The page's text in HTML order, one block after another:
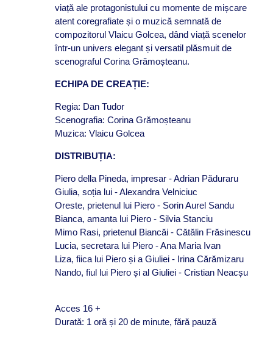
viață ale protagonistului cu momente de mișcare
atent coregrafiate și o muzică semnată de
compozitorul Vlaicu Golcea, dând viață scenelor
într-un univers elegant și versatil plăsmuit de
scenograful Corina Grămoșteanu.
ECHIPA DE CREAȚIE:
Regia: Dan Tudor
Scenografia: Corina Grămoșteanu
Muzica: Vlaicu Golcea
DISTRIBUȚIA:
Piero della Pineda, impresar - Adrian Păduraru
Giulia, soția lui - Alexandra Velniciuc
Oreste, prietenul lui Piero - Sorin Aurel Sandu
Bianca, amanta lui Piero - Silvia Stanciu
Mimo Rasi, prietenul Biancăi - Cătălin Frăsinescu
Lucia, secretara lui Piero - Ana Maria Ivan
Liza, fiica lui Piero și a Giuliei - Irina Cărămizaru
Nando, fiul lui Piero și al Giuliei - Cristian Neacșu
Acces 16 +
Durată: 1 oră și 20 de minute, fără pauză